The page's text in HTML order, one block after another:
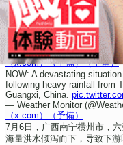
（x.com）（予備）（予備）
NOW: A devastating
following heavy rainfall from
Guangxi, China.
— Weather Monitor
（x.com）
（予備）
7月6日，广西南宁横州市，
海量洪水倾泻而下，导致下